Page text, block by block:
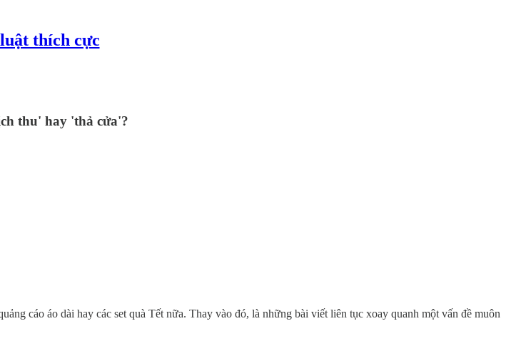
thích cực
thu' hay 'thả cửa'?
cáo áo dài hay các set quà Tết nữa. Thay vào đó, là những bài viết liên tục xoay quanh một vấn đề muôn